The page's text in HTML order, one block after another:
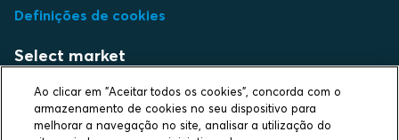
Definições de cookies
Select market
Choose local site
Ao clicar em "Aceitar todos os cookies", concorda com o
armazenamento de cookies no seu dispositivo para
melhorar a navegação no site, analisar a utilização do